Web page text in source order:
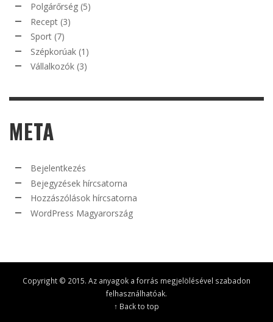
Polgárőrség (5)
Recept (3)
Sport (7)
Szépkorúak (1)
Vállalkozók (3)
META
Bejelentkezés
Bejegyzések hírcsatorna
Hozzászólások hírcsatorna
WordPress Magyarország
Copyright © 2015. Az anyagok a forrás megjelölésével szabadon
felhasználhatóak.
↑ Back to top